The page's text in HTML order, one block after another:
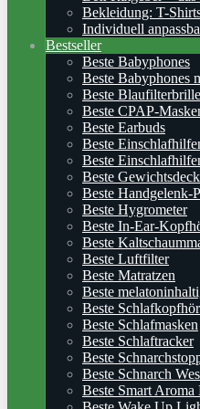
Bekleidung: T-
Individuell
Bestseller
Beste Babyphones
Beste Babyphones
Beste
Beste CPAP-
Beste Earbuds
Beste
Beste
Beste
Beste Handgelenk-
Beste Hygrometer
Beste In-Ear-
Beste
Beste Luftfilter
Beste Matratzen
Beste
Beste
Beste Schlafmasken
Beste Schlaftracker
Beste
Beste Schnarch
Beste Smart